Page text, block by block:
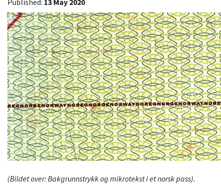
Published: 13 May 2020
(Bildet over: Bakgrunnstrykk og mikrotekst i et norsk pass).